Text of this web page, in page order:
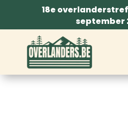
18e
september